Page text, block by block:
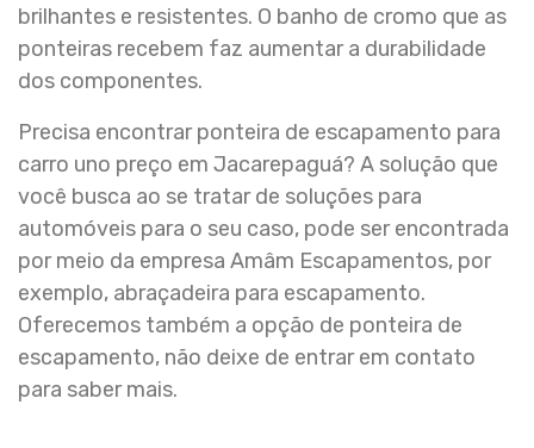
brilhantes e resistentes. O banho de cromo que as
ponteiras recebem faz aumentar a durabilidade
dos componentes.
Precisa encontrar ponteira de escapamento para
carro uno preço em Jacarepaguá? A solução que
você busca ao se tratar de soluções para
automóveis para o seu caso, pode ser encontrada
por meio da empresa Amâm Escapamentos, por
exemplo, abraçadeira para escapamento.
Oferecemos também a opção de ponteira de
escapamento, não deixe de entrar em contato
para saber mais.